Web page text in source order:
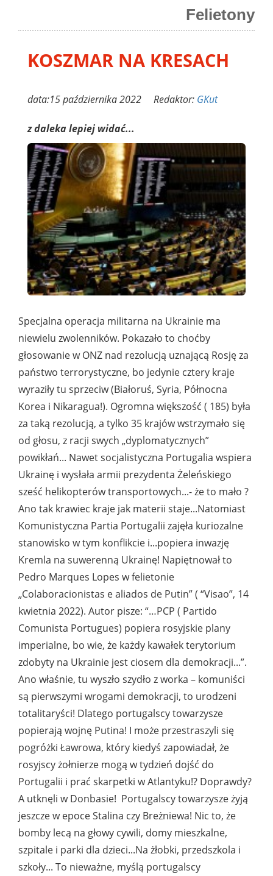
Felietony
KOSZMAR NA KRESACH
data:15 października 2022 Redaktor: GKut
z daleka lepiej widać...
Specjalna operacja militarna na Ukrainie ma
niewielu zwolenników. Pokazało to choćby
głosowanie w ONZ nad rezolucją uznającą Rosję za
państwo terrorystyczne, bo jedynie cztery kraje
wyraziły tu sprzeciw (Białoruś, Syria, Północna
Korea i Nikaragua!). Ogromna większość ( 185) była
za taką rezolucją, a tylko 35 krajów wstrzymało się
od głosu, z racji swych „dyplomatycznych”
powikłań... Nawet socjalistyczna Portugalia wspiera
Ukrainę i wysłała armii prezydenta Żeleńskiego
sześć helikopterów transportowych...- że to mało ?
Ano tak krawiec kraje jak materii staje...Natomiast
Komunistyczna Partia Portugalii zajęła kuriozalne
stanowisko w tym konflikcie i...popiera inwazję
Kremla na suwerenną Ukrainę! Napiętnował to
Pedro Marques Lopes w felietonie
„Colaboracionistas e aliados de Putin” ( “Visao”, 14
kwietnia 2022). Autor pisze: “…PCP ( Partido
Comunista Portugues) popiera rosyjskie plany
imperialne, bo wie, że każdy kawałek terytorium
zdobyty na Ukrainie jest ciosem dla demokracji...”.
Ano właśnie, tu wyszło szydło z worka – komuniści
są pierwszymi wrogami demokracji, to urodzeni
totalitaryści! Dlatego portugalscy towarzysze
popierają wojnę Putina! I może przestraszyli się
pogróżki Ławrowa, który kiedyś zapowiadał, że
rosyjscy żołnierze mogą w tydzień dojść do
Portugalii i prać skarpetki w Atlantyku!? Doprawdy?
A utknęli w Donbasie! Portugalscy towarzysze żyją
jeszcze w epoce Stalina czy Breżniewa! Nic to, że
bomby lecą na głowy cywili, domy mieszkalne,
szpitale i parki dla dzieci...Na żłobki, przedszkola i
szkoły... To nieważne, myślą portugalscy